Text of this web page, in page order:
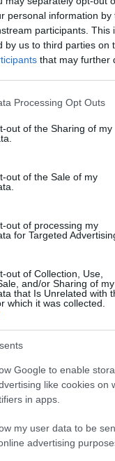
personal information
participants.
by us to third parties on
that may further
this website/app uses
visit or usage
to Google and its
below specified
Processing Opt Outs
out of the Sharing of my
out of the Sale of my
out of processing my
for Targeted
out of Collection, Use,
and/or Sharing of my
that Is Unrelated with
which it was collected.
Google to enable
like cookies on
in apps.
my user data to be
advertising
része, és -
is egyre inkább a
szomjazó…
helyett
fojtott újév
egy kis
még a padlón
a mosogatóba,
ürült édespezsgős…
ajándéka
nagytotál
22.
ajándéka?
lenni,
és
dimenzióban is
szép merlot
is. Kóstolóink…